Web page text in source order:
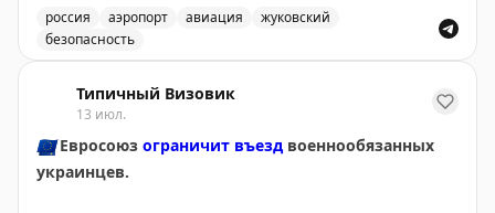
✈️ Говорит Росавиация|MАХ
россия аэропорт авиация
жуковский
безопасность
Типичный Визовик
13 июл.
🇪🇺Евросоюз ограничит въездвоеннообязанных
украинцев.